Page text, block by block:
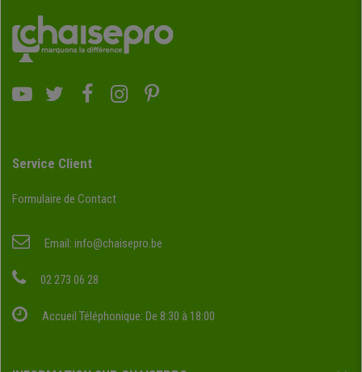
Service Client
Formulaire de Contact
Email: info@chaisepro.be
02 273 06 28
Accueil Téléphonique: De 8:30 à 18:00